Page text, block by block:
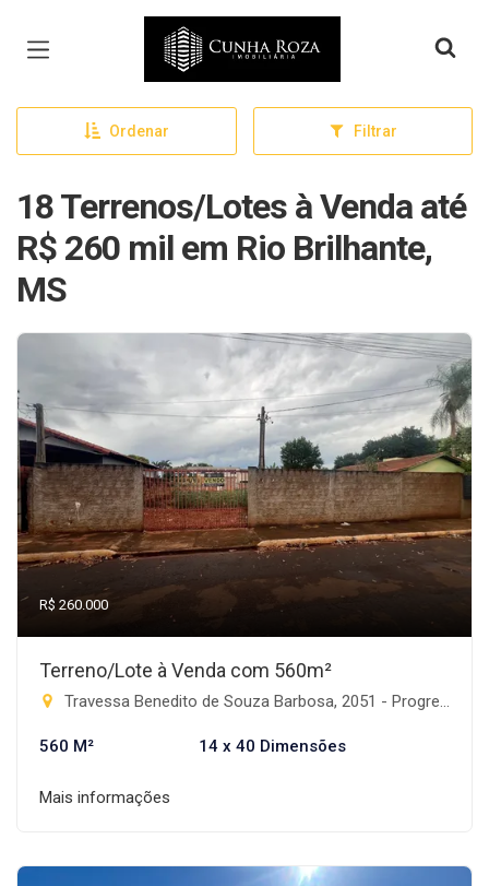
Página inicial
Ordenar Filtrar
18 Terrenos/Lotes à Venda até
R$ 260 mil em Rio Brilhante,
MS
R$ 260.000
Terreno/Lote à Venda com 560m²
Travessa Benedito de Souza Barbosa, 2051 - Progresso, Rio Brilhante-MS
560 M² 14 x 40 Dimensões
Mais informações